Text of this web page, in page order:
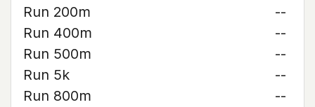
Run 200m
--
Run 400m
--
Run 500m
--
Run 5k
--
Run 800m
--